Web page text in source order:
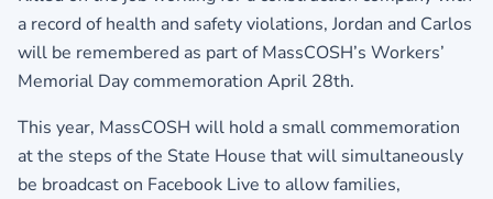
a record of health and safety violations, Jordan and Carlos
will be remembered as part of MassCOSH’s Workers’
Memorial Day commemoration April 28th.
This year, MassCOSH will hold a small commemoration
at the steps of the State House that will simultaneously
be broadcast on Facebook Live to allow families,